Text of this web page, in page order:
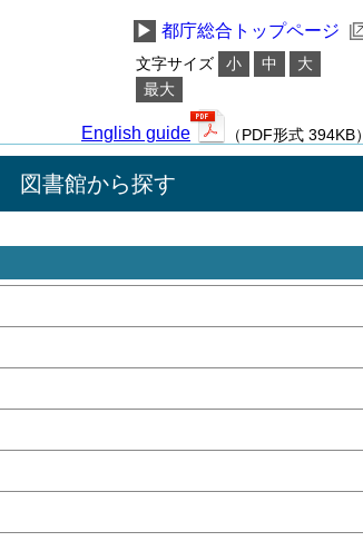
▶ 都庁総合トップページ
文字サイズ 小 中
大
最大
English guide （PDF形式 394KB）
図書館から探す